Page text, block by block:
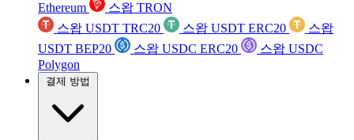
Ethereum
스왑 TRON
스왑 USDT TRC20
스왑 USDT ERC20
스왑
USDT BEP20
스왑 USDC ERC20
스왑 USDC
Polygon
결제 방법